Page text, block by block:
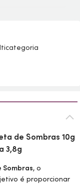
de Sombras 10g
3,8g
Sombras, o
é proporcionar